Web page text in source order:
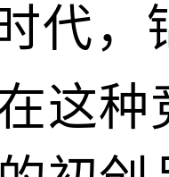
代，
这